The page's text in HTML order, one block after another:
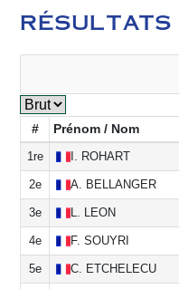
RÉSULTATS
# Prénom / Nom
1re I. ROHART
2e A. BELLANGER
3e L. LEON
4e F. SOUYRI
5e C. ETCHELECU